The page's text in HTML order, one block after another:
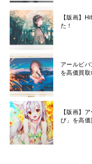
【版画】
た！
アールビバ
を高価買取
【版画】
び」を高価